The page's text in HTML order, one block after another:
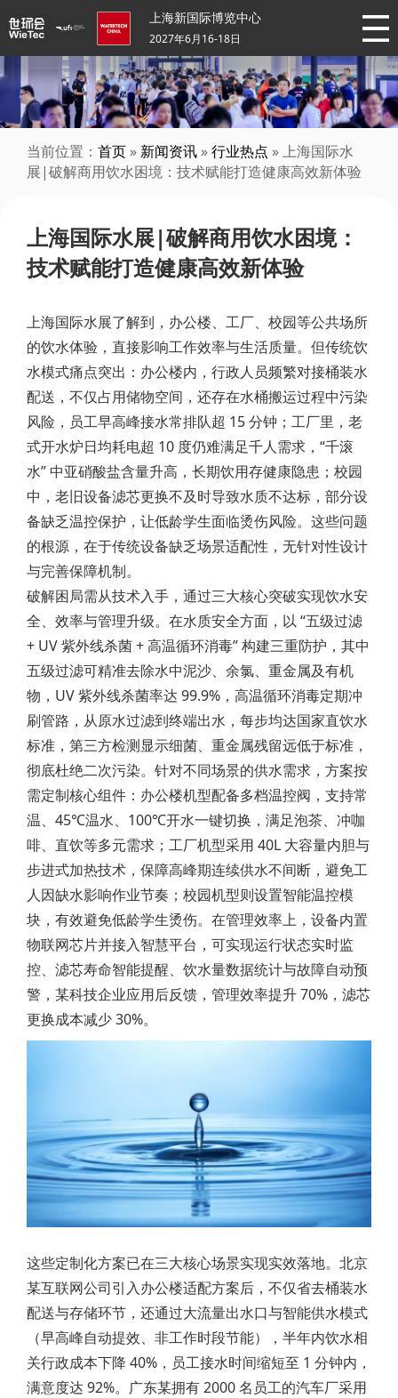
上海新国际博览中心
2027年6月16-18日
当前位置： 首页 » 新闻资讯 »行业热点 » 上海国际水
展|破解商用饮水困境：技术赋能打造健康高效新体验
上海国际水展|破解商用饮水困境：
技术赋能打造健康高效新体验
上海国际水展了解到，办公楼、工厂、校园等公共场所
的饮水体验，直接影响工作效率与生活质量。但传统饮
水模式痛点突出：办公楼内，行政人员频繁对接桶装水
配送，不仅占用储物空间，还存在水桶搬运过程中污染
风险，员工早高峰接水常排队超 15 分钟；工厂里，老
式开水炉日均耗电超 10 度仍难满足千人需求，“千滚
水” 中亚硝酸盐含量升高，长期饮用存健康隐患；校园
中，老旧设备滤芯更换不及时导致水质不达标，部分设
备缺乏温控保护，让低龄学生面临烫伤风险。这些问题
的根源，在于传统设备缺乏场景适配性，无针对性设计
与完善保障机制。
破解困局需从技术入手，通过三大核心突破实现饮水安
全、效率与管理升级。在水质安全方面，以 “五级过滤
+ UV 紫外线杀菌 + 高温循环消毒” 构建三重防护，其中
五级过滤可精准去除水中泥沙、余氯、重金属及有机
物，UV 紫外线杀菌率达 99.9%，高温循环消毒定期冲
刷管路，从原水过滤到终端出水，每步均达国家直饮水
标准，第三方检测显示细菌、重金属残留远低于标准，
彻底杜绝二次污染。针对不同场景的供水需求，方案按
需定制核心组件：办公楼机型配备多档温控阀，支持常
温、45℃温水、100℃开水一键切换，满足泡茶、冲咖
啡、直饮等多元需求；工厂机型采用 40L 大容量内胆与
步进式加热技术，保障高峰期连续供水不间断，避免工
人因缺水影响作业节奏；校园机型则设置智能温控模
块，有效避免低龄学生烫伤。在管理效率上，设备内置
物联网芯片并接入智慧平台，可实现运行状态实时监
控、滤芯寿命智能提醒、饮水量数据统计与故障自动预
警，某科技企业应用后反馈，管理效率提升 70%，滤芯
更换成本减少 30%。
这些定制化方案已在三大核心场景实现实效落地。北京
某互联网公司引入办公楼适配方案后，不仅省去桶装水
配送与存储环节，还通过大流量出水口与智能供水模式
（早高峰自动提效、非工作时段节能），半年内饮水相
关行政成本下降 40%，员工接水时间缩短至 1 分钟内，
满意度达 92%。广东某拥有 2000 名员工的汽车厂采用